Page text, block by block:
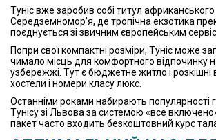
Туніс вже заробив собі титул африканського
Середземномор’я, де тропічна екзотика
поєднується зі звичним європейським
Попри свої компактні розміри, Туніс може
чимало місць для комфортного відпочинку
узбережжі. Тут є бюджетне житло і розкішні
хостели і номери класу люкс.
Останніми роками набирають популярності
Тунісу зі Львова за системою «все
пакет часто входить безкоштовний курс